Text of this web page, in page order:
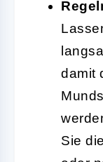
damit
Sie